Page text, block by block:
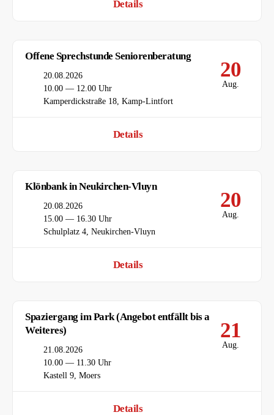
Details
20
Aug.
Offene Sprechstunde Seniorenberatung
Datum
20.08.2026
Uhrzeit
10.00 — 12.00 Uhr
Ort
Kamperdickstraße 18, Kamp-Lintfort
Details
20
Aug.
Klönbank in Neukirchen-Vluyn
Datum
20.08.2026
Uhrzeit
15.00 — 16.30 Uhr
Ort
Schulplatz 4, Neukirchen-Vluyn
Details
21
Aug.
Spaziergang im Park (Angebot entfällt bis auf
Weiteres)
Datum
21.08.2026
Uhrzeit
10.00 — 11.30 Uhr
Ort
Kastell 9, Moers
Details